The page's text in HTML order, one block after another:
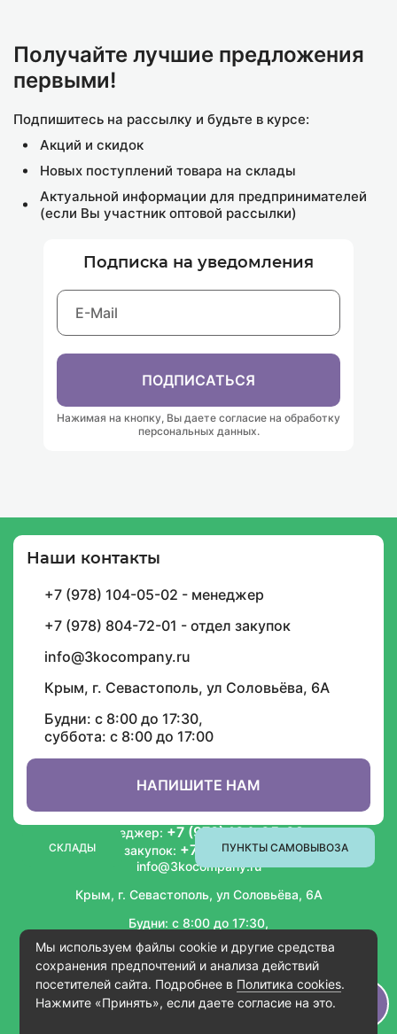
Получайте лучшие предложения
первыми!
Подпишитесь на рассылку и будьте в курсе:
Акций и скидок
Новых поступлений товара на склады
Актуальной информации для предпринимателей
(если Вы участник оптовой рассылки)
Подписка на уведомления
ПОДПИСАТЬСЯ
Нажимая на кнопку, Вы даете согласие на обработку
персональных данных.
Наши контакты
+7 (978) 104-05-02 - менеджер
+7 (978) 804-72-01 - отдел закупок
info@3kocompany.ru
Крым, г. Севастополь, ул Соловьёва, 6А
Будни: с 8:00 до 17:30,
суббота: с 8:00 до 17:00
НАПИШИТЕ НАМ
СКЛАДЫ ПУНКТЫ САМОВЫВОЗА
Мы используем файлы cookie и другие средства
сохранения предпочтений и анализа действий
посетителей сайта. Подробнее в Политика cookies.
Нажмите «Принять», если даете согласие на это.
И будьте в курсе графика доставок, скидок,
ИНФОРМАЦИЯ
СОТРУДНИЧЕСТВО
Менеджер: +7 (978) 104-05-02
Отдел закупок: +7 (978) 804-72-01
info@3kocompany.ru
Крым, г. Севастополь, ул Соловьёва, 6А
Будни: с 8:00 до 17:30,
Simferopol © Copyright 2026